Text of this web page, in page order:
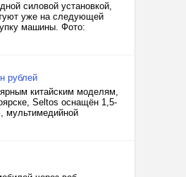
силовой установкой,
уже на следующей
машины. Фото:
рублей
китайским моделям,
Seltos оснащён 1,5-
мультимедийной